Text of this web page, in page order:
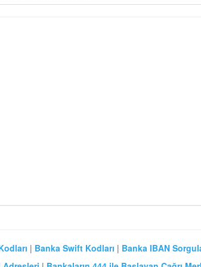
| Banka Swift Kodları | Banka IBAN